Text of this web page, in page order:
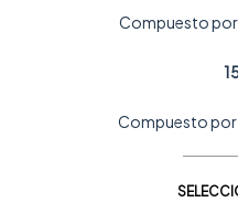
Compuesto
Compuesto